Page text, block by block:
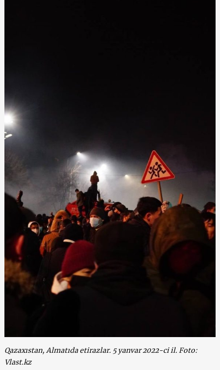
Qazaxıstan, Almatıda etirazlar. 5 yanvar 2022-ci il. Foto:
Vlast.kz